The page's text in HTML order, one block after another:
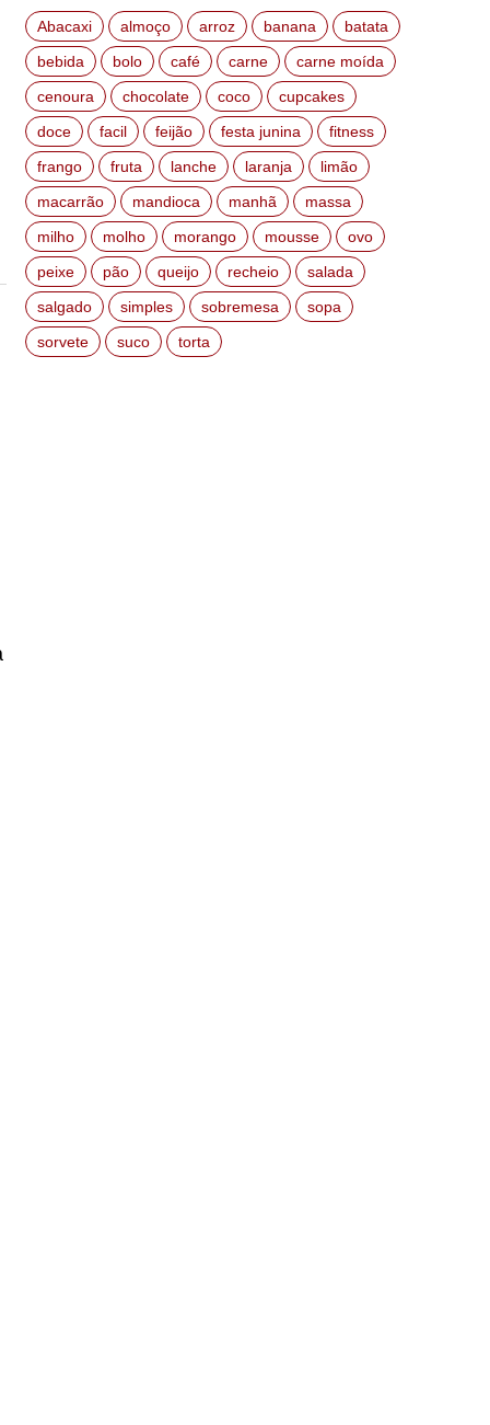
Abacaxi almoço arroz banana
batata
bebida
bolo café carne
carne moída
cenoura
chocolate coco
cupcakes
doce
facil feijão festa junina
fitness
frango
fruta lanche laranja
limão
macarrão
mandioca manhã
massa
milho
molho morango mousse
ovo
peixe
pão queijo recheio
salada
salgado
simples sobremesa
sopa
sorvete
suco torta